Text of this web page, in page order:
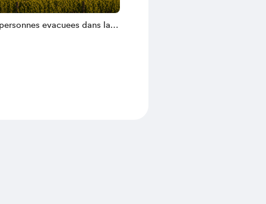
evacuees dans la
en PDF